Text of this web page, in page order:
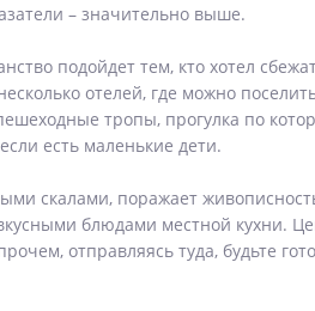
– значительно выше.
подойдет тем, кто хотел
отелей, где можно
тропы, прогулка по
есть маленькие дети.
скалами, поражает
блюдами местной кухни.
отправляясь туда, будьте